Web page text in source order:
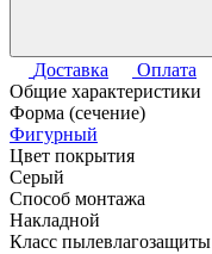
Доставка
Оплата
Общие характеристики
Форма (сечение)
Фигурный
Цвет покрытия
Серый
Способ монтажа
Накладной
Класс пылевлагозащиты